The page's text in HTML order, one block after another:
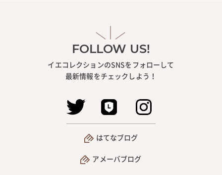
FOLLOW US!
イエコレクションのSNSをフォローして
最新情報をチェックしよう！
はてなブログ
アメーバブログ